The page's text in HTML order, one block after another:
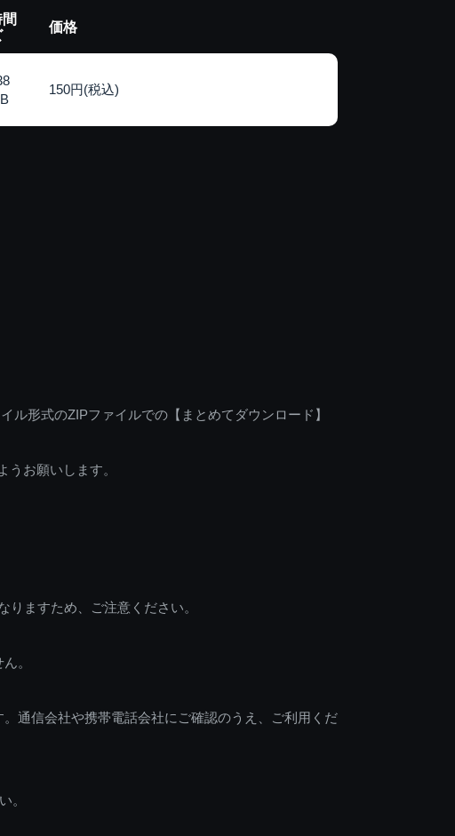
価格
150円(税込)
形式のZIPファイルでの【まとめてダウンロード】
お願いします。
ますため、ご注意ください。
。
通信会社や携帯電話会社にご確認のうえ、ご利用くだ
。